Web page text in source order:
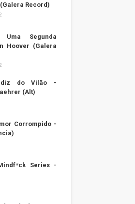
Record)
Uma Segunda
Hoover (Galera
do Vilão -
(Alt)
Corrompido -
Series -